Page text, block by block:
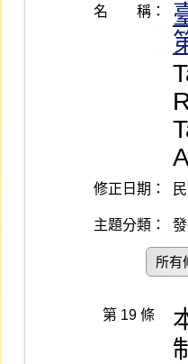
名 稱：
修正日期：
主題分類：
所有
第 19 條